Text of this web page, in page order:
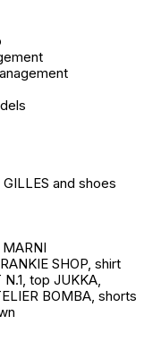
and shoes
SHOP, shirt
N.1, top JUKKA,
BOMBA, shorts